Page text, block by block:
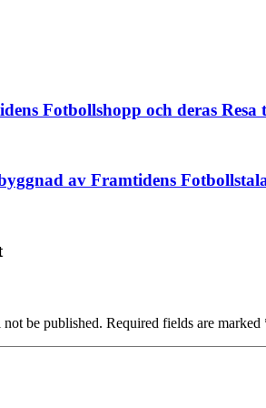
Fotbollshopp och deras Resa
av Framtidens
be published. Required fields are marked